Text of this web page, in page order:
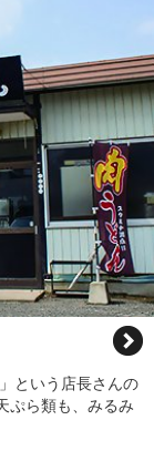
という店長さんの
ぷら類も、みるみ